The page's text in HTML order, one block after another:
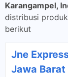
Karangampel,
distribusi
berikut
Jne
Jawa Barat